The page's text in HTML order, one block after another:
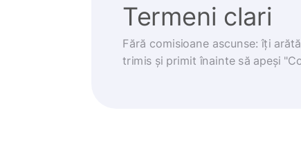
Termeni clari
Fără comisioane ascunse: îți
trimis și primit înainte să apeși